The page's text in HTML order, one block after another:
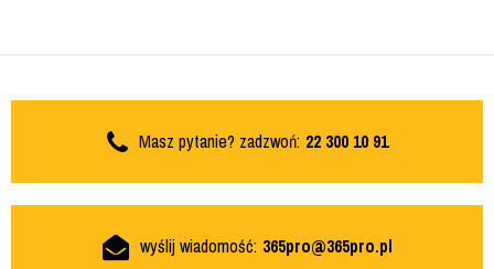
Masz pytanie? zadzwoń: 22 300 10 91
wyślij wiadomość: 365pro@365pro.pl